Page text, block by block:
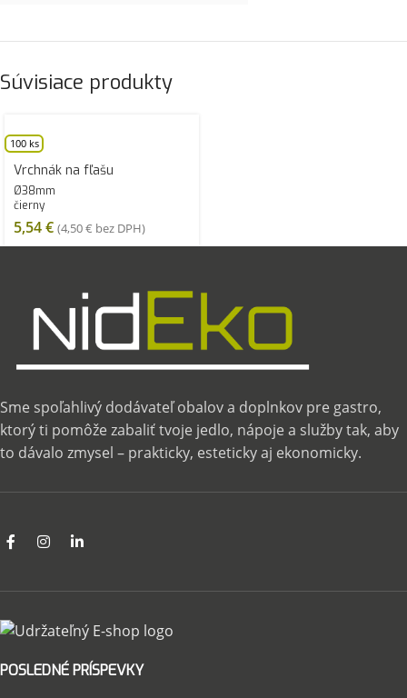
Súvisiace produkty
100 ks
Vrchnák na fľašu
Ø38mm
čierny
5,54€ (4,50€ bez DPH)
Sme spoľahlivý dodávateľ obalov a doplnkov pre gastro,
ktorý ti pomôže zabaliť tvoje jedlo, nápoje a služby tak, aby
to dávalo zmysel – prakticky, esteticky aj ekonomicky.
POSLEDNÉ PRÍSPEVKY